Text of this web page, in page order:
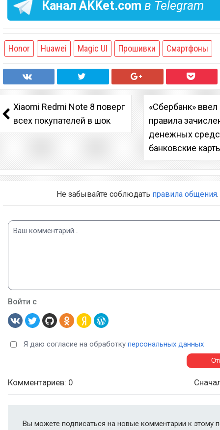
Канал AKKet.com в Telegram
Honor Huawei Magic UI Прошивки Смартфоны
Xiaomi Redmi Note 8 поверг
всех покупателей в шок
«Сбербанк»
правила
денежных
банковские
Не забывайте соблюдать правила общения.
Войти с
Я даю согласие на обработку персональных данных
Комментариев: 0
Вы можете подписаться на новые комментарии к этому